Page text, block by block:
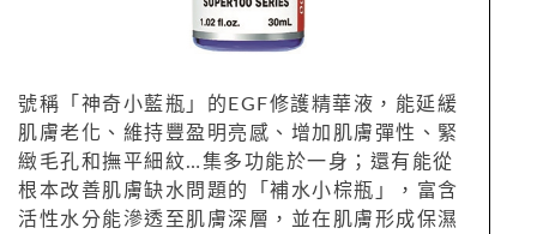
號稱「神奇小藍瓶」的EGF修護精華液，能延緩
肌膚老化、維持豐盈明亮感、增加肌膚彈性、緊
緻毛孔和撫平細紋…集多功能於一身；還有能從
根本改善肌膚缺水問題的「補水小棕瓶」，富含
活性水分能滲透至肌膚深層，並在肌膚形成保濕